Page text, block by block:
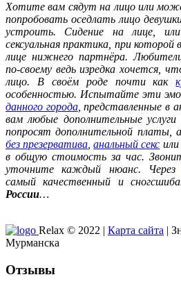
Хотите вам сядут на лицо или
попробовать оседлать лицо
устроить. Сидение на лице,
сексуальная практика, при
лице нижнего партнёра.
по-своему ведь изредка хочется,
лицо. В своём роде почти как
особенностью. Испытайте эти
данного города, представленные в
вам любые дополнительные
попросят дополнительной платы,
без презерватива,анальный секс или
в общую стоимость за час.
уточните каждый нюанс.
самый качественный и
России…
Relax © 2022 | Карта сайта |
Мурманска
Отзывы